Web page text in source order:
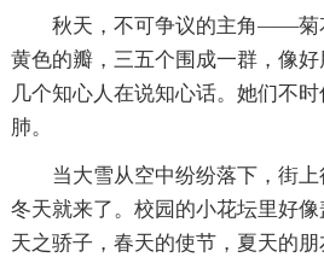
秋天，不可争议的主角——菊
黄色的瓣，三五个围成一群，像
几个知心人在说知心话。她们不
肺。
当大雪从空中纷纷落下，街上
冬天就来了。校园的小花坛里好
天之骄子，春天的使节，夏天的